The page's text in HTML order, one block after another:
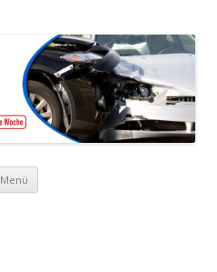
Menü Zum Inhalt springen